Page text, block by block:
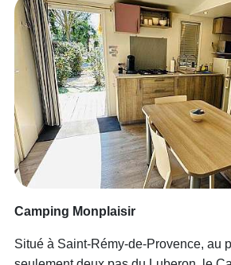
Camping Monplaisir
Situé à Saint-Rémy-de-Provence, au